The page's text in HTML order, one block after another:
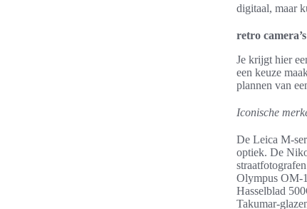
digitaal, maar
retro
Je krijgt hier
een keuze
plannen van
Iconische
De Leica M-
optiek. De
Olympus OM-
Hasselblad
Takumar-